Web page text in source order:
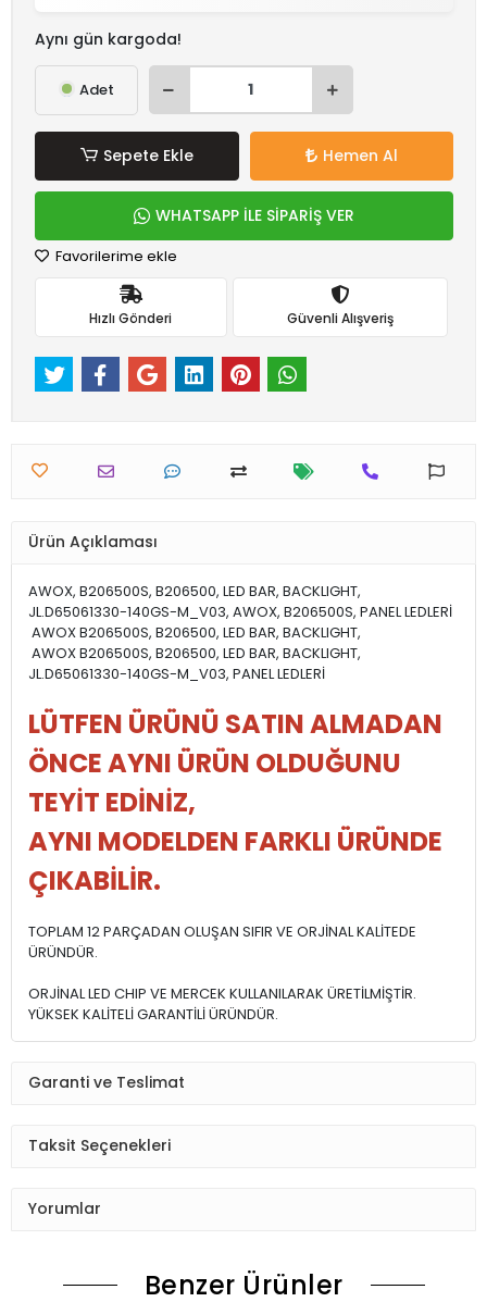
Aynı gün kargoda!
Adet
Sepete Ekle Hemen Al
WHATSAPP İLE SİPARİŞ VER
Favorilerime ekle
Hızlı Gönderi Güvenli Alışveriş
Ürün Açıklaması
AWOX, B206500S, B206500, LED BAR, BACKLIGHT,
JL.D65061330-140GS-M_V03, AWOX, B206500S, PANEL LEDLERİ
AWOX B206500S, B206500, LED BAR, BACKLIGHT,
AWOX B206500S, B206500, LED BAR, BACKLIGHT,
JL.D65061330-140GS-M_V03, PANEL LEDLERİ
LÜTFEN ÜRÜNÜ SATIN ALMADAN
ÖNCE AYNI ÜRÜN OLDUĞUNU
TEYİT EDİNİZ,
AYNI MODELDEN FARKLI ÜRÜNDE
ÇIKABİLİR.
TOPLAM 12 PARÇADAN OLUŞAN SIFIR VE ORJİNAL KALİTEDE
ÜRÜNDÜR.
ORJİNAL LED CHIP VE MERCEK KULLANILARAK ÜRETİLMİŞTİR.
YÜKSEK KALİTELİ GARANTİLİ ÜRÜNDÜR.
Garanti ve Teslimat
Taksit Seçenekleri
Yorumlar
Benzer Ürünler